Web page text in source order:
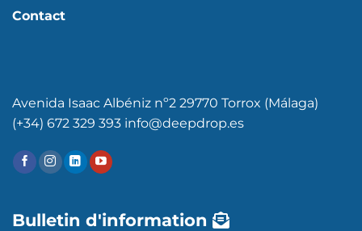
Contact
Avenida Isaac Albéniz nº2 29770 Torrox (Málaga)
(+34) 672 329 393 info@deepdrop.es
Bulletin d'information